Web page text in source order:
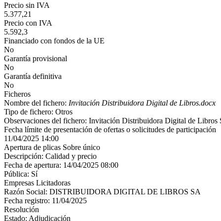
Precio sin IVA
5.377,21
Precio con IVA
5.592,3
Financiado con fondos de la UE
No
Garantía provisional
No
Garantía definitiva
No
Ficheros
Nombre del fichero: Invitación Distribuidora Digital de Libros.docx
Tipo de fichero: Otros
Observaciones del fichero: Invitación Distribuidora Digital de Libros
Fecha límite de presentación de ofertas o solicitudes de participación
11/04/2025 14:00
Apertura de plicas Sobre único
Descripción: Calidad y precio
Fecha de apertura: 14/04/2025 08:00
Pública: Sí
Empresas Licitadoras
Razón Social: DISTRIBUIDORA DIGITAL DE LIBROS SA
Fecha registro: 11/04/2025
Resolución
Estado: Adjudicación